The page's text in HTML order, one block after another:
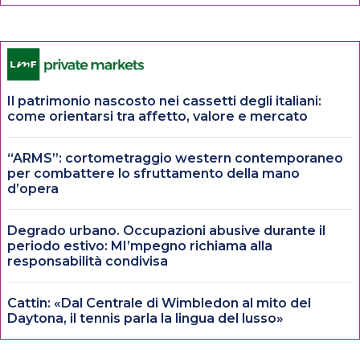
Il patrimonio nascosto nei cassetti degli italiani:
come orientarsi tra affetto, valore e mercato
“ARMS”: cortometraggio western contemporaneo
per combattere lo sfruttamento della mano
d’opera
Degrado urbano. Occupazioni abusive durante il
periodo estivo: MI’mpegno richiama alla
responsabilità condivisa
Cattin: «Dal Centrale di Wimbledon al mito del
Daytona, il tennis parla la lingua del lusso»